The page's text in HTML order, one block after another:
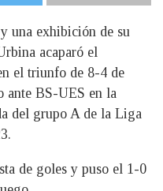
una exhibición de su
acaparó el
el triunfo de 8-4 de
ante BS-UES en la
del grupo A de la Liga
de goles y puso el 1-0